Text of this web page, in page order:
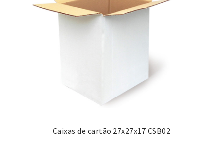
Caixas de cartão 27x27x17 CSB02